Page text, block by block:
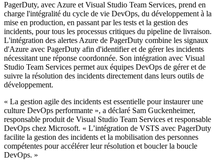
PagerDuty, avec Azure et Visual Studio Team Services, prend en
charge l'intégralité du cycle de vie DevOps, du développement à la
mise en production, en passant par les tests et la gestion des
incidents, pour tous les processus critiques du pipeline de livraison.
L'intégration des alertes Azure de PagerDuty combine les signaux
d'Azure avec PagerDuty afin d'identifier et de gérer les incidents
nécessitant une réponse coordonnée. Son intégration avec Visual
Studio Team Services permet aux équipes DevOps de gérer et de
suivre la résolution des incidents directement dans leurs outils de
développement.
« La gestion agile des incidents est essentielle pour instaurer une
culture DevOps performante », a déclaré Sam Guckenheimer,
responsable produit de Visual Studio Team Services et responsable
DevOps chez Microsoft. « L’intégration de VSTS avec PagerDuty
facilite la gestion des incidents et la mobilisation des personnes
compétentes pour accélérer leur résolution et boucler la boucle
DevOps. »